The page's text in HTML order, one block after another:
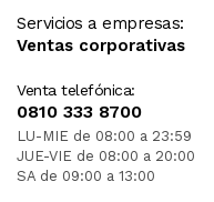
Servicios a empresas:
Ventas corporativas
Venta telefónica:
0810 333 8700
LU-MIE de 08:00 a 23:59
JUE-VIE de 08:00 a 20:00
SA de 09:00 a 13:00